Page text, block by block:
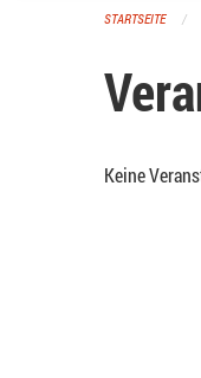
STARTSEITE
Keine